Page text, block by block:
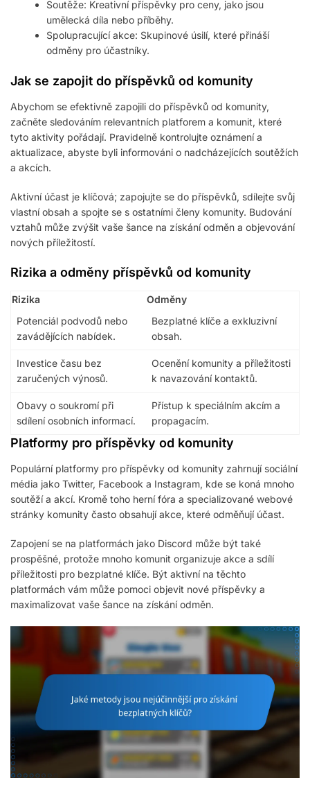
Soutěže: Kreativní příspěvky pro ceny, jako jsou
umělecká díla nebo příběhy.
Spolupracující akce: Skupinové úsilí, které přináší
odměny pro účastníky.
Jak se zapojit do příspěvků od komunity
Abychom se efektivně zapojili do příspěvků od komunity,
začněte sledováním relevantních platforem a komunit, které
tyto aktivity pořádají. Pravidelně kontrolujte oznámení a
aktualizace, abyste byli informováni o nadcházejících soutěžích
a akcích.
Aktivní účast je klíčová; zapojujte se do příspěvků, sdílejte svůj
vlastní obsah a spojte se s ostatními členy komunity. Budování
vztahů může zvýšit vaše šance na získání odměn a objevování
nových příležitostí.
Rizika a odměny příspěvků od komunity
Rizika
Odměny
Potenciál podvodů nebo
zavádějících nabídek.
Bezplatné klíče a exkluzivní
obsah.
Investice času bez
zaručených výnosů.
Ocenění komunity a příležitosti
k navazování kontaktů.
Obavy o soukromí při
sdílení osobních informací.
Přístup k speciálním akcím a
propagacím.
Platformy pro příspěvky od komunity
Populární platformy pro příspěvky od komunity zahrnují sociální
média jako Twitter, Facebook a Instagram, kde se koná mnoho
soutěží a akcí. Kromě toho herní fóra a specializované webové
stránky komunity často obsahují akce, které odměňují účast.
Zapojení se na platformách jako Discord může být také
prospěšné, protože mnoho komunit organizuje akce a sdílí
příležitosti pro bezplatné klíče. Být aktivní na těchto
platformách vám může pomoci objevit nové příspěvky a
maximalizovat vaše šance na získání odměn.